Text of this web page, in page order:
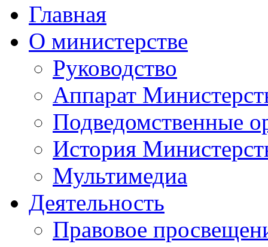
Главная
О министерстве
Руководство
Аппарат
Подведомственные
История
Мультимедиа
Деятельность
Правовое